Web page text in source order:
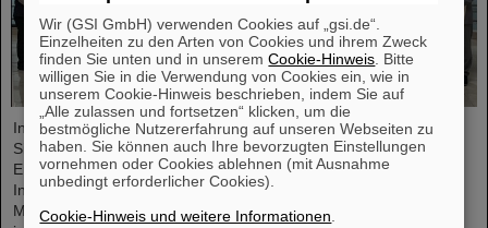
In einer äußerst konstruktiven und zielführenden FAIR-Council
Sitzung haben die Gesellschafter von FAIR wegweisende
Entscheidungen für die weitere Realisierung und zukünftige
Inbetriebnahme der FAIR-Anlage getroffen. Das FAIR-Council
Meeting fand am 3. und 4. Dezember 2024 erstmals beim
Wir (GSI GmbH) verwenden Cookies auf „gsi.de“.
Einzelheiten zu den Arten von Cookies und ihrem Zweck
finden Sie unten und in unseremCookie-Hinweis . Bitte
willigen Sie in die Verwendung von Cookies ein, wie in
unserem Cookie-Hinweis beschrieben, indem Sie auf
„Alle zulassen und fortsetzen“ klicken, um die
bestmögliche Nutzererfahrung auf unseren Webseiten zu
haben. Sie können auch Ihre bevorzugten Einstellungen
vornehmen oder Cookies ablehnen (mit Ausnahme
unbedingt erforderlicher Cookies).
Cookie-Hinweis und weitere Informationen